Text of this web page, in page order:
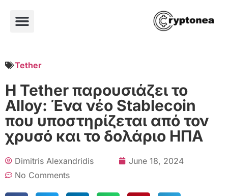
Tether
Η Tether παρουσιάζει το
Alloy: Ένα νέο Stablecoin
που υποστηρίζεται από τον
χρυσό και το δολάριο ΗΠΑ
Dimitris Alexandridis
June 18, 2024
No Comments